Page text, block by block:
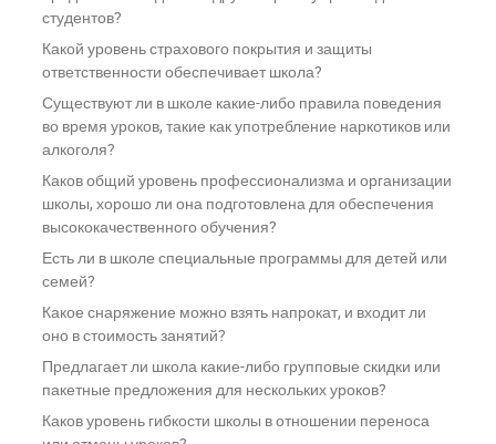
студентов?
Какой уровень страхового покрытия и защиты
ответственности обеспечивает школа?
Существуют ли в школе какие-либо правила поведения
во время уроков, такие как употребление наркотиков или
алкоголя?
Каков общий уровень профессионализма и организации
школы, хорошо ли она подготовлена для обеспечения
высококачественного обучения?
Есть ли в школе специальные программы для детей или
семей?
Какое снаряжение можно взять напрокат, и входит ли
оно в стоимость занятий?
Предлагает ли школа какие-либо групповые скидки или
пакетные предложения для нескольких уроков?
Каков уровень гибкости школы в отношении переноса